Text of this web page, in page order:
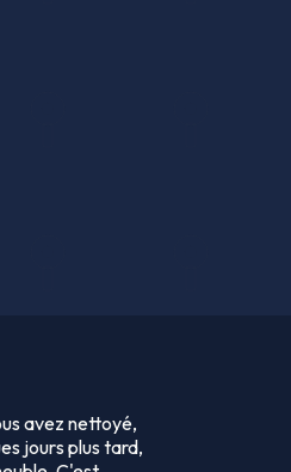
avez nettoyé,
jours plus tard,